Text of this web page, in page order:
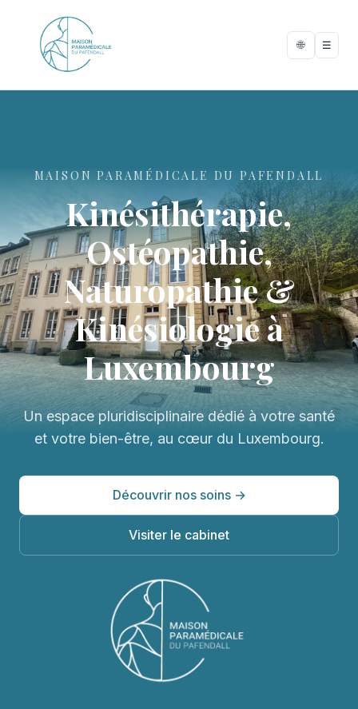
🌐 ☰
MAISON PARAMÉDICALE DU PAFENDALL
Kinésithérapie,
Ostéopathie,
Naturopathie &
Kinésiologie à
Luxembourg
Un espace pluridisciplinaire dédié à votre santé
et votre bien-être, au cœur du Luxembourg.
Découvrir nos soins →
Visiter le cabinet